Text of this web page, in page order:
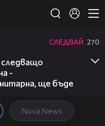
Nova News
СЛЕДВАЙ 270
-
ще бъде